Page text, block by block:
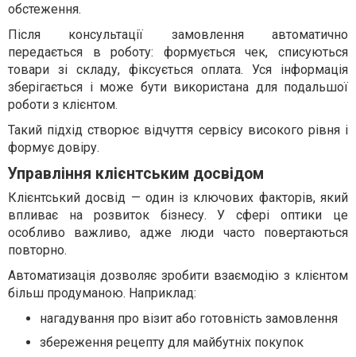
обстеження.
Після консультації замовлення автоматично
передається в роботу: формується чек, списуються
товари зі складу, фіксується оплата. Уся інформація
зберігається і може бути використана для подальшої
роботи з клієнтом.
Такий підхід створює відчуття сервісу високого рівня і
формує довіру.
Управління клієнтським досвідом
Клієнтський досвід — один із ключових факторів, який
впливає на розвиток бізнесу. У сфері оптики це
особливо важливо, адже люди часто повертаються
повторно.
Автоматизація дозволяє зробити взаємодію з клієнтом
більш продуманою. Наприклад:
нагадування про візит або готовність замовлення
збереження рецепту для майбутніх покупок